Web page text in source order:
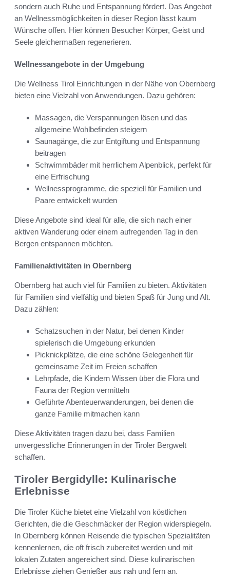
sondern auch Ruhe und Entspannung fördert. Das Angebot
an Wellnessmöglichkeiten in dieser Region lässt kaum
Wünsche offen. Hier können Besucher Körper, Geist und
Seele gleichermaßen regenerieren.
Wellnessangebote in der Umgebung
Die Wellness Tirol Einrichtungen in der Nähe von Obernberg
bieten eine Vielzahl von Anwendungen. Dazu gehören:
Massagen, die Verspannungen lösen und das
allgemeine Wohlbefinden steigern
Saunagänge, die zur Entgiftung und Entspannung
beitragen
Schwimmbäder mit herrlichem Alpenblick, perfekt für
eine Erfrischung
Wellnessprogramme, die speziell für Familien und
Paare entwickelt wurden
Diese Angebote sind ideal für alle, die sich nach einer
aktiven Wanderung oder einem aufregenden Tag in den
Bergen entspannen möchten.
Familienaktivitäten in Obernberg
Obernberg hat auch viel für Familien zu bieten. Aktivitäten
für Familien sind vielfältig und bieten Spaß für Jung und Alt.
Dazu zählen:
Schatzsuchen in der Natur, bei denen Kinder
spielerisch die Umgebung erkunden
Picknickplätze, die eine schöne Gelegenheit für
gemeinsame Zeit im Freien schaffen
Lehrpfade, die Kindern Wissen über die Flora und
Fauna der Region vermitteln
Geführte Abenteuerwanderungen, bei denen die
ganze Familie mitmachen kann
Diese Aktivitäten tragen dazu bei, dass Familien
unvergessliche Erinnerungen in der Tiroler Bergwelt
schaffen.
Tiroler Bergidylle: Kulinarische
Erlebnisse
Die Tiroler Küche bietet eine Vielzahl von köstlichen
Gerichten, die die Geschmäcker der Region widerspiegeln.
In Obernberg können Reisende die typischen Spezialitäten
kennenlernen, die oft frisch zubereitet werden und mit
lokalen Zutaten angereichert sind. Diese kulinarischen
Erlebnisse ziehen Genießer aus nah und fern an.